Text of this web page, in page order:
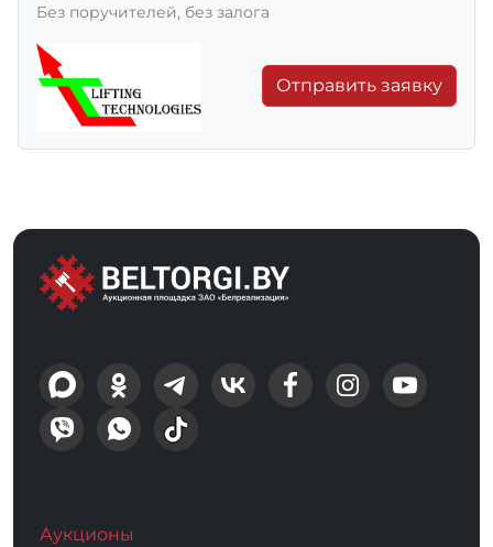
Без поручителей, без залога
Отправить заявку
Аукционы